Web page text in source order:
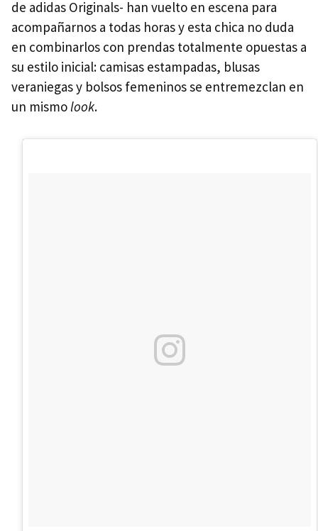
de adidas Originals- han vuelto en escena para
acompañarnos a todas horas y esta chica no duda
en combinarlos con prendas totalmente opuestas a
su estilo inicial: camisas estampadas, blusas
veraniegas y bolsos femeninos se entremezclan en
un mismolook.